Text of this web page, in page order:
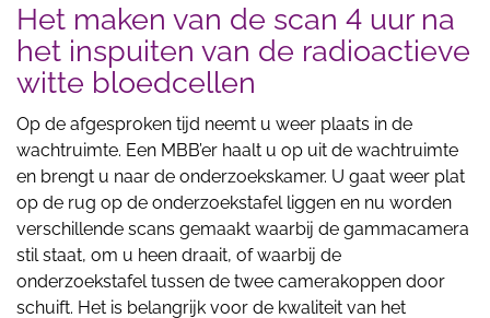
Het maken van de scan 4 uur na
het inspuiten van de radioactieve
witte bloedcellen
Op de afgesproken tijd neemt u weer plaats in de
wachtruimte. Een MBB’er haalt u op uit de wachtruimte
en brengt u naar de onderzoekskamer. U gaat weer plat
op de rug op de onderzoekstafel liggen en nu worden
verschillende scans gemaakt waarbij de gammacamera
stil staat, om u heen draait, of waarbij de
onderzoekstafel tussen de twee camerakoppen door
schuift. Het is belangrijk voor de kwaliteit van het